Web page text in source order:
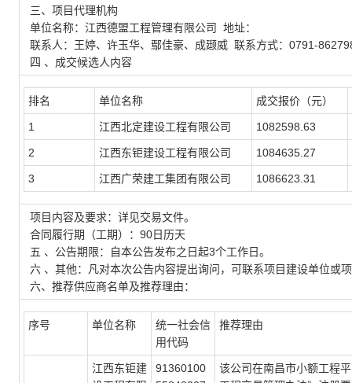
三、项目代理机构
单位名称：江西德盟工程管理有限公司 地址：
联系人：王婷、许玉华、鄢佳豪、成颋威 联系方式：0791-
四 、成交候选人内容
排名 单位名称 成交报价（元）
1 江西北定建设工程有限公司 1082598.63
2 江西东钜建设工程有限公司 1084635.27
3 江西广荣建工集团有限公司 1086623.31
项目内容及要求：详见交易文件。
合同履行期（工期）：90日历天
五 、公告期限：自本公告发布之日起3个工作日。
六 、其他：凡对本次公告内容提出询问，可联系项目建设单位或
六、推荐供应商名单及推荐理由：
序号 单位名称
统一社会信
用代码
推荐理由
江西东钜建
91360100
该公司在南昌市小额工程